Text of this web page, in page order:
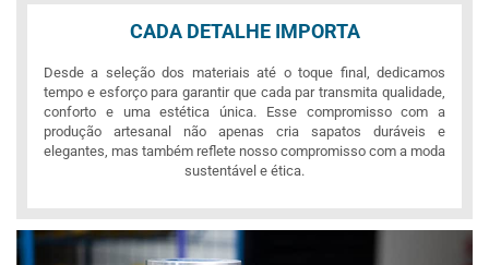
CADA DETALHE IMPORTA
Desde a seleção dos materiais até o toque final, dedicamos
tempo e esforço para garantir que cada par transmita qualidade,
conforto e uma estética única. Esse compromisso com a
produção artesanal não apenas cria sapatos duráveis e
elegantes, mas também reflete nosso compromisso com a moda
sustentável e ética.